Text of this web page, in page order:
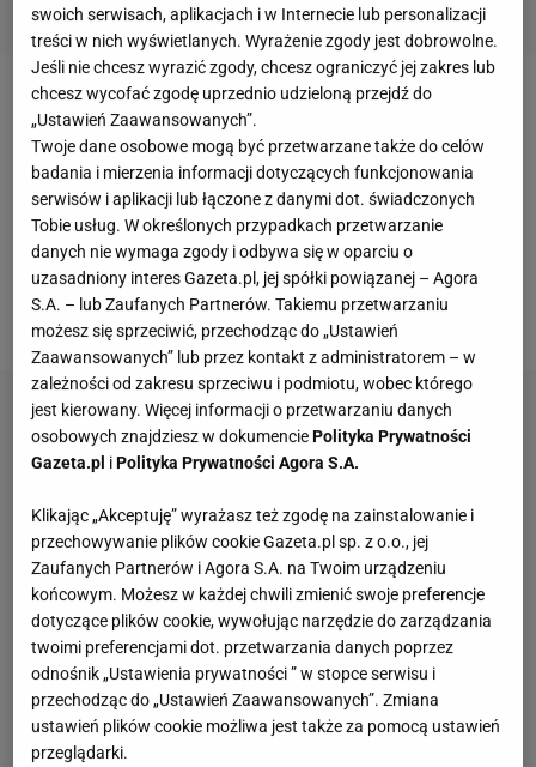
Tuż po rozpoczęciu inwazji
na Ukrainę
wydawało się, że pierwsze konkretne decyzje
dotyczące dalszej współpracy Haasa z ojcem 23-
letniego kierowcy,Dmitrijem Mazepinempowinny
być kwestią czasu. Sprawy jednak zaczęły się nieco
przedłużać, co wzbudzało irytację wśród wielu
fanów na całym świecie.
swoich serwisach, aplikacjach i w Internecie lub personalizacji
treści w nich wyświetlanych. Wyrażenie zgody jest dobrowolne.
Jeśli nie chcesz wyrazić zgody, chcesz ograniczyć jej zakres lub
chcesz wycofać zgodę uprzednio udzieloną przejdź do
„Ustawień Zaawansowanych”.
Twoje dane osobowe mogą być przetwarzane także do celów
badania i mierzenia informacji dotyczących funkcjonowania
serwisów i aplikacji lub łączone z danymi dot. świadczonych
Tobie usług. W określonych przypadkach przetwarzanie
danych nie wymaga zgody i odbywa się w oparciu o
uzasadniony interes Gazeta.pl, jej spółki powiązanej – Agora
S.A. – lub Zaufanych Partnerów. Takiemu przetwarzaniu
możesz się sprzeciwić, przechodząc do „Ustawień
Zaawansowanych” lub przez kontakt z administratorem – w
zależności od zakresu sprzeciwu i podmiotu, wobec którego
jest kierowany. Więcej informacji o przetwarzaniu danych
osobowych znajdziesz w dokumenciePolityka Prywatności
Gazeta.pl iPolityka Prywatności Agora S.A.
Klikając „Akceptuję” wyrażasz też zgodę na zainstalowanie i
przechowywanie plików cookie Gazeta.pl sp. z o.o., jej
Zaufanych Partnerów i Agora S.A. na Twoim urządzeniu
końcowym. Możesz w każdej chwili zmienić swoje preferencje
dotyczące plików cookie, wywołując narzędzie do zarządzania
twoimi preferencjami dot. przetwarzania danych poprzez
odnośnik „Ustawienia prywatności ” w stopce serwisu i
przechodząc do „Ustawień Zaawansowanych”. Zmiana
ustawień plików cookie możliwa jest także za pomocą ustawień
przeglądarki.